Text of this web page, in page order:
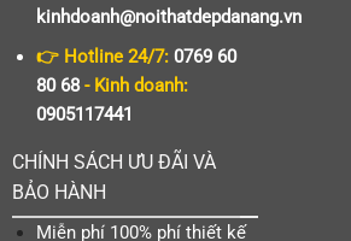
kinhdoanh@noithatdepdanang.vn
👉 Hotline 24/7:0769 60
80 68- Kinh doanh:
0905117441
CHÍNH SÁCH ƯU ĐÃI VÀ
BẢO HÀNH
Miễn phí 100% phí thiết kế